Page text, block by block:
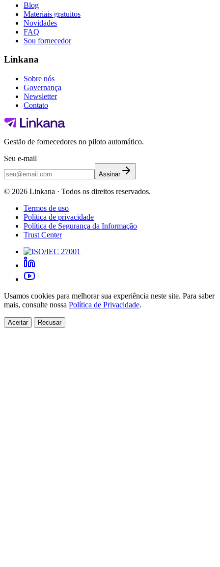
Blog
Materiais gratuitos
Novidades
FAQ
Sou fornecedor
Linkana
Sobre nós
Governança
Newsletter
Contato
Gestão de fornecedores no piloto automático.
Seu e-mail
Assinar
© 2026 Linkana · Todos os direitos reservados.
Termos de uso
Política de privacidade
Política de Segurança da Informação
Trust Center
Usamos cookies para melhorar sua experiência neste site. Para saber
mais, consulte nossa Política de Privacidade.
Aceitar Recusar